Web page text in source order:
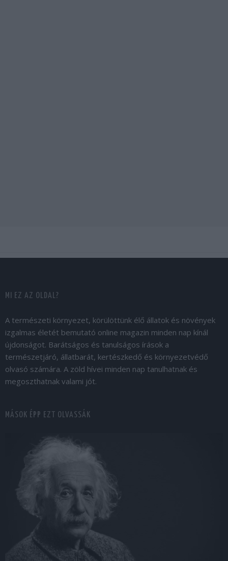
MI EZ AZ OLDAL?
A természeti környezet, körülöttünk élő állatok és növények
izgalmas életét bemutató online magazin minden nap kínál
újdonságot. Barátságos és tanulságos írások a
természetjáró, állatbarát, kertészkedő és környezetvédő
olvasó számára. A zöld hívei minden nap tanulhatnak és
megoszthatnak valami jót.
MÁSOK ÉPP EZT OLVASSÁK